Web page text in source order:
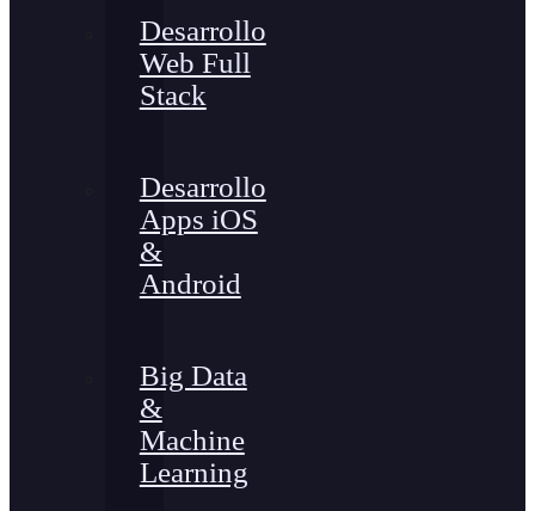
Desarrollo
Web Full
Stack
Desarrollo
Apps iOS
&
Android
Big Data
&
Machine
Learning